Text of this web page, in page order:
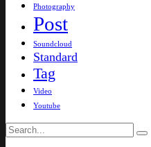
Photography
Post
Soundcloud
Standard
Tag
Video
Youtube